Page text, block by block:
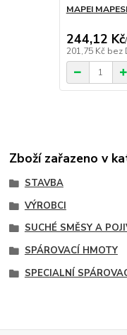
MAPEI
244,12 Kč/
201,75 Kč bez
Zboží zařazeno v
STAVBA
VÝROBCI
SUCHÉ SMĚSY A
SPÁROVACÍ HMOTY
SPECIALNÍ